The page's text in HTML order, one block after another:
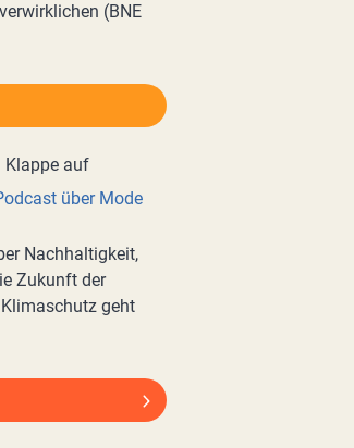
(BNE
über Mode
Nachhaltigkeit,
Zukunft der
geht